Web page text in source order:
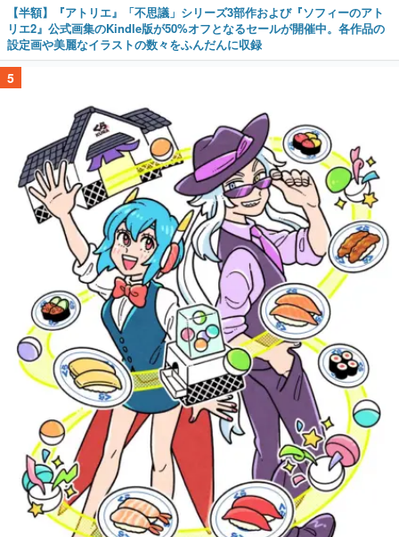
【半額】『アトリエ』「不思議」シリーズ3部作および『ソフィーのアト
リエ2』公式画集のKindle版が50%オフとなるセールが開催中。各作品の
設定画や美麗なイラストの数々をふんだんに収録
5